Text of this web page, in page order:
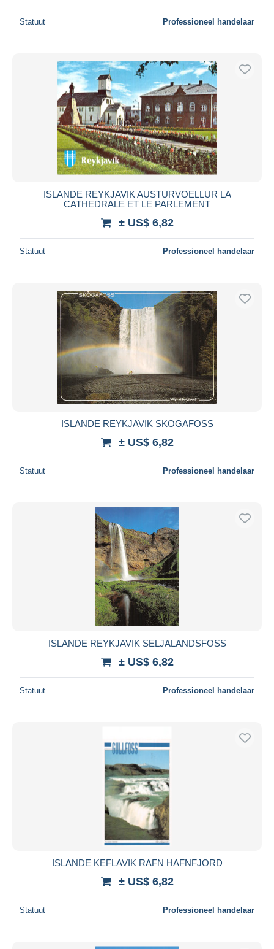
Statuut Professioneel handelaar
ISLANDE REYKJAVIK AUSTURVOELLUR LA
CATHEDRALE ET LE PARLEMENT
± US$ 6,82
Statuut Professioneel handelaar
ISLANDE REYKJAVIK SKOGAFOSS
± US$ 6,82
Statuut Professioneel handelaar
ISLANDE REYKJAVIK SELJALANDSFOSS
± US$ 6,82
Statuut Professioneel handelaar
ISLANDE KEFLAVIK RAFN HAFNFJORD
± US$ 6,82
Statuut Professioneel handelaar